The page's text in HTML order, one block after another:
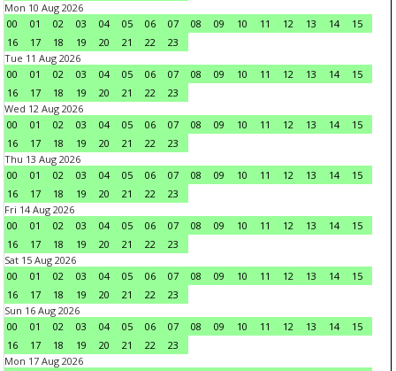
Mon 10 Aug 2026
00
01 02 03 04 05 06 07 08 09 10 11 12 13 14
15
16
17 18 19 20 21 22
23
Tue 11 Aug 2026
00
01 02 03 04 05 06 07 08 09 10 11 12 13 14
15
16
17 18 19 20 21 22
23
Wed 12 Aug 2026
00
01 02 03 04 05 06 07 08 09 10 11 12 13 14
15
16
17 18 19 20 21 22
23
Thu 13 Aug 2026
00
01 02 03 04 05 06 07 08 09 10 11 12 13 14
15
16
17 18 19 20 21 22
23
Fri 14 Aug 2026
00
01 02 03 04 05 06 07 08 09 10 11 12 13 14
15
16
17 18 19 20 21 22
23
Sat 15 Aug 2026
00
01 02 03 04 05 06 07 08 09 10 11 12 13 14
15
16
17 18 19 20 21 22
23
Sun 16 Aug 2026
00
01 02 03 04 05 06 07 08 09 10 11 12 13 14
15
16
17 18 19 20 21 22
23
Mon 17 Aug 2026